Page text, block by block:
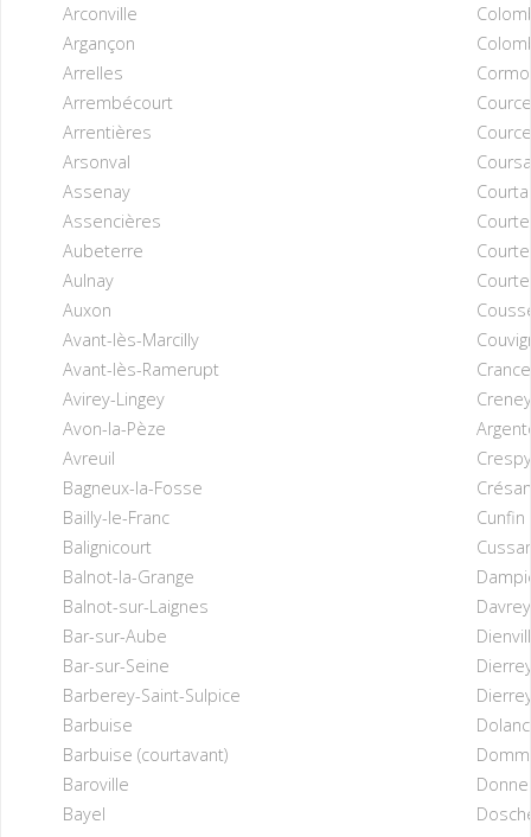
Arconville
Argançon
Arrelles
Arrembécourt
Arrentières
Arsonval
Assenay
Assencières
Aubeterre
Aulnay
Auxon
Avant-lès-Marcilly
Avant-lès-Ramerupt
Avirey-Lingey
Avon-la-Pèze
Avreuil
Bagneux-la-Fosse
Bailly-le-Franc
Balignicourt
Balnot-la-Grange
Balnot-sur-Laignes
Bar-sur-Aube
Bar-sur-Seine
Barberey-Saint-Sulpice
Barbuise
Barbuise (courtavant)
Baroville
Bayel
Cunfin
Davrey